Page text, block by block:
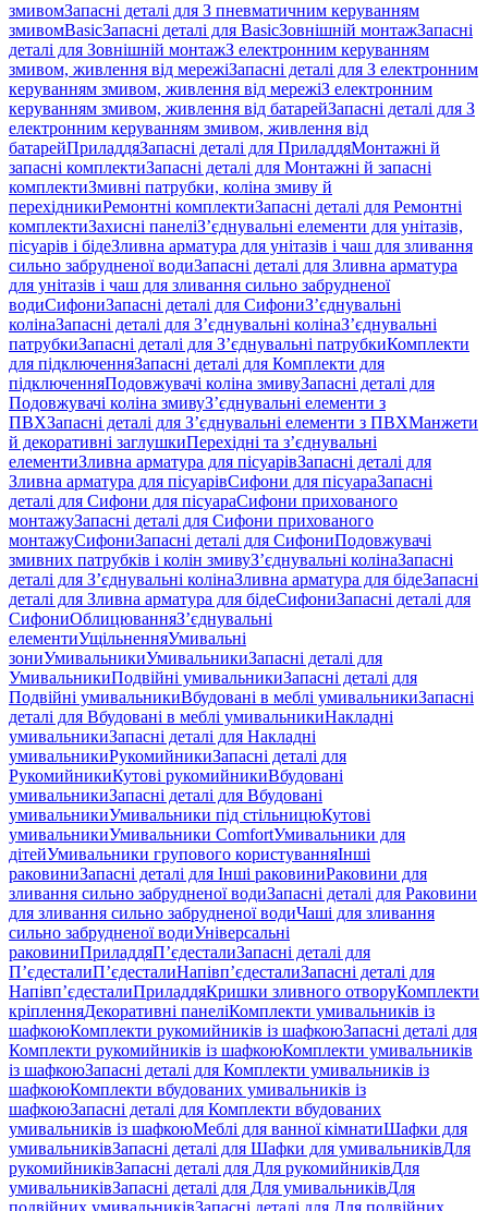
змивомЗапасні деталі для З пневматичним керуванням
змивомBasicЗапасні деталі для BasicЗовнішній монтажЗапасні
деталі для Зовнішній монтажЗ електронним керуванням
змивом, живлення від мережіЗапасні деталі для З електронним
керуванням змивом, живлення від мережіЗ електронним
керуванням змивом, живлення від батарейЗапасні деталі для З
електронним керуванням змивом, живлення від
батарейПриладдяЗапасні деталі для ПриладдяМонтажні й
запасні комплектиЗапасні деталі для Монтажні й запасні
комплектиЗмивні патрубки, коліна змиву й
перехідникиРемонтні комплектиЗапасні деталі для Ремонтні
комплектиЗахисні панеліЗ’єднувальні елементи для унітазів,
пісуарів і бідеЗливна арматура для унітазів і чаш для зливання
сильно забрудненої водиЗапасні деталі для Зливна арматура
для унітазів і чаш для зливання сильно забрудненої
водиСифониЗапасні деталі для СифониЗ’єднувальні
колінаЗапасні деталі для З’єднувальні колінаЗ’єднувальні
патрубкиЗапасні деталі для З’єднувальні патрубкиКомплекти
для підключенняЗапасні деталі для Комплекти для
підключенняПодовжувачі коліна змивуЗапасні деталі для
Подовжувачі коліна змивуЗ’єднувальні елементи з
ПВХЗапасні деталі для З’єднувальні елементи з ПВХМанжети
й декоративні заглушкиПерехідні та з’єднувальні
елементиЗливна арматура для пісуарівЗапасні деталі для
Зливна арматура для пісуарівСифони для пісуараЗапасні
деталі для Сифони для пісуараСифони прихованого
монтажуЗапасні деталі для Сифони прихованого
монтажуСифониЗапасні деталі для СифониПодовжувачі
змивних патрубків і колін змивуЗ’єднувальні колінаЗапасні
деталі для З’єднувальні колінаЗливна арматура для бідеЗапасні
деталі для Зливна арматура для бідеСифониЗапасні деталі для
СифониОблицюванняЗ’єднувальні
елементиУщільненняУмивальні
зониУмивальникиУмивальникиЗапасні деталі для
УмивальникиПодвійні умивальникиЗапасні деталі для
Подвійні умивальникиВбудовані в меблі умивальникиЗапасні
деталі для Вбудовані в меблі умивальникиНакладні
умивальникиЗапасні деталі для Накладні
умивальникиРукомийникиЗапасні деталі для
РукомийникиКутові рукомийникиВбудовані
умивальникиЗапасні деталі для Вбудовані
умивальникиУмивальники під стільницюКутові
умивальникиУмивальники ComfortУмивальники для
дітейУмивальники групового користуванняІнші
раковиниЗапасні деталі для Інші раковиниРаковини для
зливання сильно забрудненої водиЗапасні деталі для Раковини
для зливання сильно забрудненої водиЧаші для зливання
сильно забрудненої водиУніверсальні
раковиниПриладдяП’єдесталиЗапасні деталі для
П’єдесталиП’єдесталиНапівп’єдесталиЗапасні деталі для
Напівп’єдесталиПриладдяКришки зливного отворуКомплекти
кріпленняДекоративні панеліКомплекти умивальників із
шафкоюКомплекти рукомийників із шафкоюЗапасні деталі для
Комплекти рукомийників із шафкоюКомплекти умивальників
із шафкоюЗапасні деталі для Комплекти умивальників із
шафкоюКомплекти вбудованих умивальників із
шафкоюЗапасні деталі для Комплекти вбудованих
умивальників із шафкоюМеблі для ванної кімнатиШафки для
умивальниківЗапасні деталі для Шафки для умивальниківДля
рукомийниківЗапасні деталі для Для рукомийниківДля
умивальниківЗапасні деталі для Для умивальниківДля
подвійних умивальниківЗапасні деталі для Для подвійних